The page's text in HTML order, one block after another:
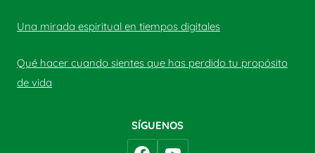
Una mirada espiritual en tiempos digitales
Qué hacer cuando sientes que has perdido tu propósito
de vida
SÍGUENOS